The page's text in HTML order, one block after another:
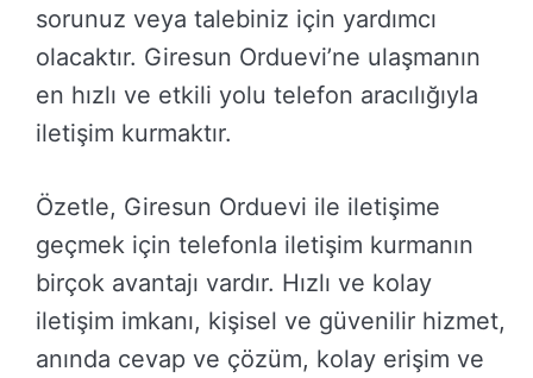
sorunuz veya talebiniz için yardımcı
olacaktır. Giresun Orduevi’ne ulaşmanın
en hızlı ve etkili yolu telefon aracılığıyla
iletişim kurmaktır.
Özetle, Giresun Orduevi ile iletişime
geçmek için telefonla iletişim kurmanın
birçok avantajı vardır. Hızlı ve kolay
iletişim imkanı, kişisel ve güvenilir hizmet,
anında cevap ve çözüm, kolay erişim ve